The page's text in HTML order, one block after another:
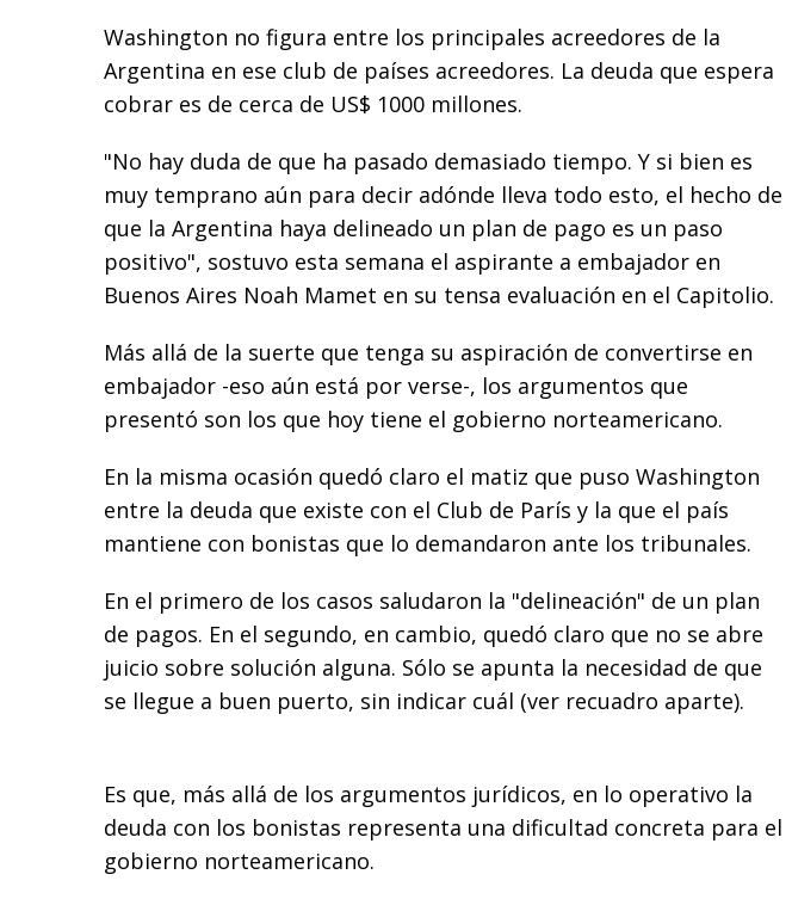
Washington no figura entre los principales acreedores de la
Argentina en ese club de países acreedores. La deuda que espera
cobrar es de cerca de US$ 1000 millones.
"No hay duda de que ha pasado demasiado tiempo. Y si bien es
muy temprano aún para decir adónde lleva todo esto, el hecho de
que la Argentina haya delineado un plan de pago es un paso
positivo", sostuvo esta semana el aspirante a embajador en
Buenos Aires Noah Mamet en su tensa evaluación en el Capitolio.
Más allá de la suerte que tenga su aspiración de convertirse en
embajador -eso aún está por verse-, los argumentos que
presentó son los que hoy tiene el gobierno norteamericano.
En la misma ocasión quedó claro el matiz que puso Washington
entre la deuda que existe con el Club de París y la que el país
mantiene con bonistas que lo demandaron ante los tribunales.
En el primero de los casos saludaron la "delineación" de un plan
de pagos. En el segundo, en cambio, quedó claro que no se abre
juicio sobre solución alguna. Sólo se apunta la necesidad de que
se llegue a buen puerto, sin indicar cuál (ver recuadro aparte).
Es que, más allá de los argumentos jurídicos, en lo operativo la
deuda con los bonistas representa una dificultad concreta para el
gobierno norteamericano.